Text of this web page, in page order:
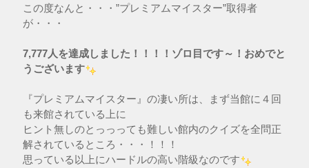
この度なんと・・・”プレミアムマイスター”取得者
が・・・
7,777人を達成しました！！！！ ゾロ目です～！おめでと
うございます
『プレミアムマイスター』の凄い所は、まず当館に４回
も来館されている上に
ヒント無しのとっっっても難しい館内のクイズを全問正
解されているところ・・・！！！
思っている以上にハードルの高い階級なのです